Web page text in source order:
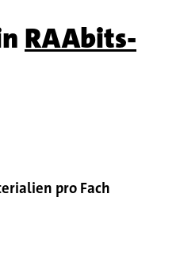
RAAbits-
pro Fach